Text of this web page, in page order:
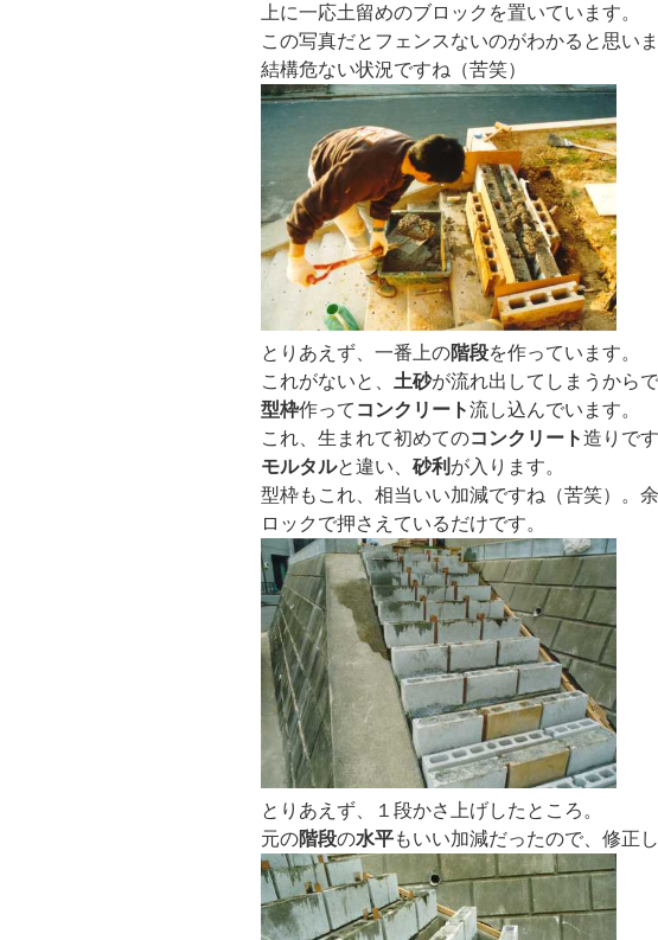
上に一応土留めのブロックを置いています。
この写真だとフェンスないのがわかると思いま
結構危ない状況ですね（苦笑）
とりあえず、一番上の階段を作っています。
これがないと、 土砂が流れ出してしまうからで
型枠作って コンクリート流し込んでいます。
これ、生まれて初めてのコンクリート造りで
モルタルと違い、 砂利 が入ります。
型枠もこれ、相当いい加減ですね（苦笑）。
ロックで押さえているだけです。
とりあえず、１段かさ上げしたところ。
元の階段の水平もいい加減だったので、修正し